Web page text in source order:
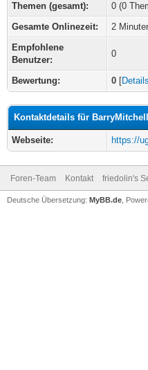
Themen (gesamt):
0 (0
Gesamte Onlinezeit:
2
Empfohlene
Benutzer:
0
Bewertung: 0 [Details
Kontaktdetails für BarryMitchell
Webseite: https://
Foren-Team Kontakt friedolin's
Deutsche Übersetzung: MyBB.de ,